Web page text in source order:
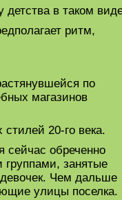
в таком
ритм,
по
магазинов
20-го века.
сейчас обреченно
занятые
Чем дальше
улицы поселка.